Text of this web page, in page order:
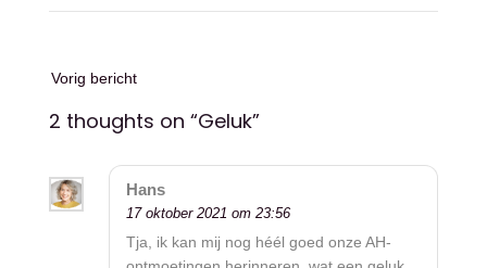
navigatie
Vorig bericht
2 thoughts on “Geluk”
Hans
17 oktober 2021 om 23:56
Tja, ik kan mij nog héél goed onze AH-